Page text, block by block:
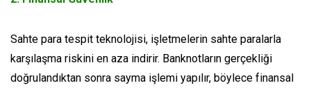
Sahte para tespit teknolojisi, işletmelerin sahte paralarla
karşılaşma riskini en aza indirir. Banknotların gerçekliği
doğrulandıktan sonra sayma işlemi yapılır, böylece finansal